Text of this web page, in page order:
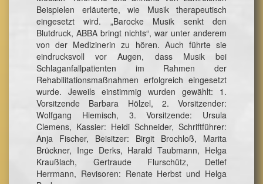
Beispielen erläuterte, wie Musik therapeutisch
eingesetzt wird. „Barocke Musik senkt den
Blutdruck, ABBA bringt nichts“, war unter anderem
von der Medizinerin zu hören. Auch führte sie
eindrucksvoll vor Augen, dass Musik bei
Schlaganfallpatienten im Rahmen der
Rehabilitationsmaßnahmen erfolgreich eingesetzt
wurde. Jeweils einstimmig wurden gewählt: 1.
Vorsitzende Barbara Hölzel, 2. Vorsitzender:
Wolfgang Hiemisch, 3. Vorsitzende: Ursula
Clemens, Kassier: Heidi Schneider, Schriftführer:
Anja Fischer, Beisitzer: Birgit Brochloß, Marita
Brückner, Inge Derks, Harald Taubmann, Helga
Kraußlach, Gertraude Flurschütz, Detlef
Herrmann, Revisoren: Renate Herbst und Helga